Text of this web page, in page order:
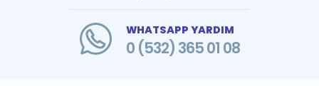
WHATSAPP YARDIM
0 (532) 365 01 08